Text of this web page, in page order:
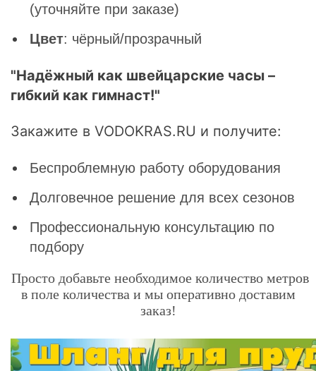
(уточняйте при заказе)
Цвет: чёрный/прозрачный
"Надёжный как швейцарские часы –
гибкий как гимнаст!"
Закажите в VODOKRAS.RU и получите:
Беспроблемную работу оборудования
Долговечное решение для всех сезонов
Профессиональную консультацию по
подбору
Просто добавьте необходимое количество метров
в поле количества и мы оперативно доставим
заказ!